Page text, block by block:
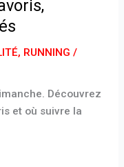
, RUNNING /
Découvrez
et où suivre la